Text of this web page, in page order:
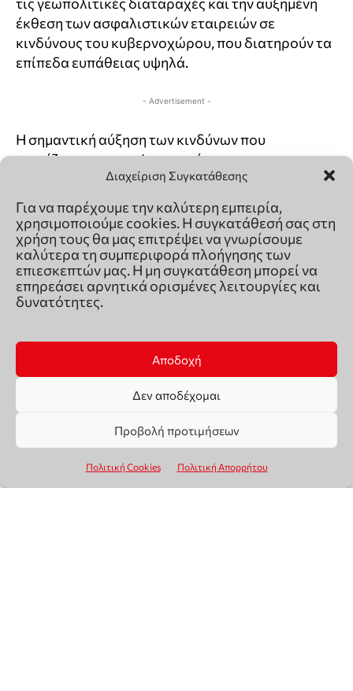
Διαχείριση Συγκατάθεσης
Για να παρέχουμε την καλύτερη εμπειρία,
χρησιμοποιούμε cookies. Η συγκατάθεσή σας στη
χρήση τους θα μας επιτρέψει να γνωρίσουμε
καλύτερα τη συμπεριφορά πλοήγησης των
επιεσκεπτών μας. Η μη συγκατάθεση μπορεί να
επηρεάσει αρνητικά ορισμένες λειτουργίες και
δυνατότητες.
Αποδοχή
Δεν αποδέχομαι
Προβολή προτιμήσεων
Πολιτική Cookies Πολιτική Απορρήτου